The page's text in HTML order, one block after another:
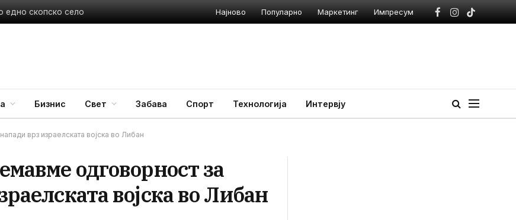
едно скопско село Најново Популарно Маркетинг Импресум
Facebook
Instagram
TikTok
Бизнис Свет Забава Спорт Технологија Интервју
врз израелската војска во Либан
одговорност за
војска во Либан